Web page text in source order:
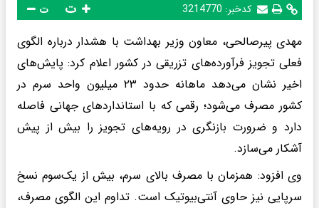
کدخبر: 3214770 ت
مهدی پیرصالحی، معاون وزیر بهداشت با هشدار درباره الگوی
فعلی تجویز فرآورده‌های تزریقی در کشور اعلام کرد: پایش‌های
اخیر نشان می‌دهد ماهانه حدود ۲۳ میلیون واحد سرم در
کشور مصرف می‌شود؛ رقمی که با استانداردهای جهانی فاصله
دارد و ضرورت بازنگری در رویه‌های تجویز را بیش از پیش
آشکار می‌سازد.
وی افزود: همزمان با مصرف بالای سرم، بیش از یک‌سوم نسخ
سرپایی نیز حاوی آنتی‌بیوتیک است. تداوم این الگوی مصرف،